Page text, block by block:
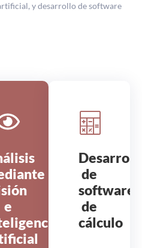
y desarrollo de software
e
de
software
de
cálculo